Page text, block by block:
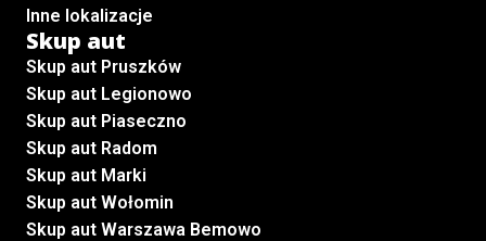
Inne lokalizacje
Skup aut
Skup aut Pruszków
Skup aut Legionowo
Skup aut Piaseczno
Skup aut Radom
Skup aut Marki
Skup aut Wołomin
Skup aut Warszawa Bemowo